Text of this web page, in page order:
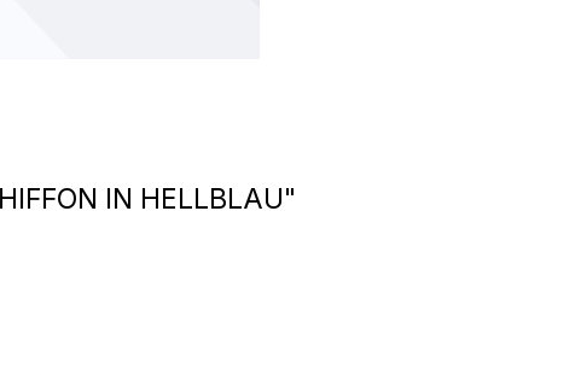
IN HELLBLAU"